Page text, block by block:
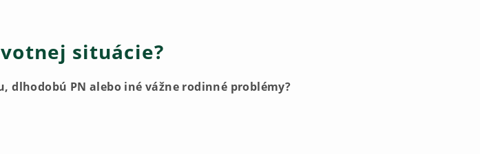
situácie?
dlhodobú PN alebo iné vážne rodinné problémy?